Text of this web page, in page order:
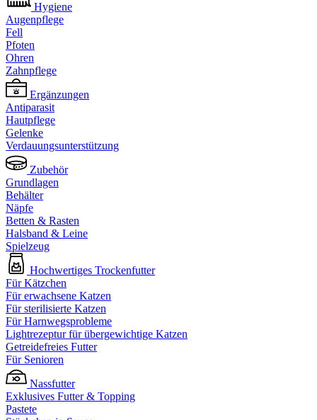
Hygiene
Augenpflege
Fell
Pfoten
Ohren
Zahnpflege
Ergänzungen
Antiparasit
Hautpflege
Gelenke
Verdauungsunterstützung
Zubehör
Grundlagen
Behälter
Näpfe
Betten & Rasten
Halsband & Leine
Spielzeug
Hochwertiges Trockenfutter
Für Kätzchen
Für erwachsene Katzen
Für sterilisierte Katzen
Für Harnwegsprobleme
Lightrezeptur für übergewichtige Katzen
Getreidefreies Futter
Für Senioren
Nassfutter
Exklusives Futter & Topping
Pastete